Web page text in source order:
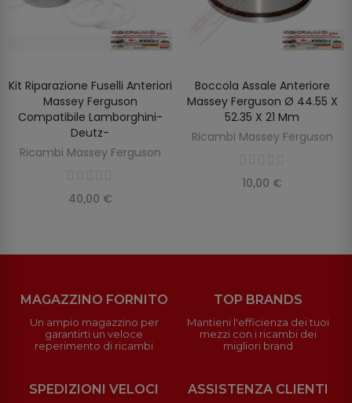
AGGIUNGI AL CARRELLO
Kit Riparazione Fuselli Anteriori
Massey Ferguson
Compatibile Lamborghini-
Deutz-
Ricambi Massey Ferguson
40,00 €
AGGIUNGI AL CARRELLO
Boccola Assale Anteriore
Massey Ferguson Ø 44.55 X
52.35 X 21 Mm
Ricambi Massey Ferguson
10,00 €
MAGAZZINO FORNITO
Un ampio magazzino per
garantirti un veloce
reperimento di ricambi
TOP BRANDS
Mantieni l'efficienza dei tuoi
mezzi con i ricambi dei
migliori brand
SPEDIZIONI VELOCI ASSISTENZA CLIENTI